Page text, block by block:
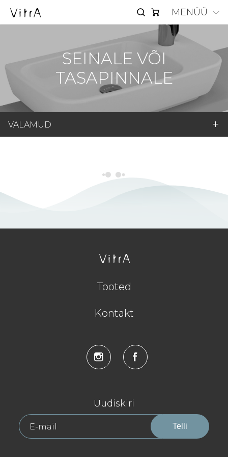
MENÜÜ
SEINALE VÕI
TASAPINNALE
VALAMUD
Tooted
Kontakt
Uudiskiri